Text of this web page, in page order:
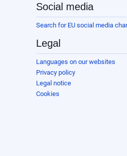
Social media
Search for EU social media
Legal
Languages on our websites
Privacy policy
Legal notice
Cookies